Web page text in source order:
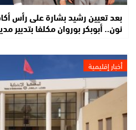
بعد تعيين رشيد بشارة على رأس
نون.. أبوبكر بوروان مكلفا بتدبير
أخبار إقليمية